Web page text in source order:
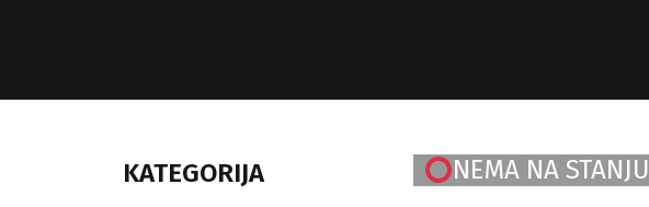
KATEGORIJA NEMA NA STANJU